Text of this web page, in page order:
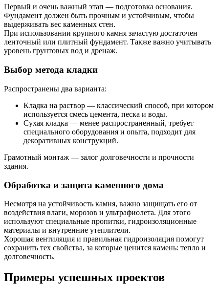
Первый и очень важный этап — подготовка основания.
Фундамент должен быть прочным и устойчивым, чтобы
выдерживать вес каменных стен.
При использовании крупного камня зачастую достаточен
ленточный или плитный фундамент. Также важно учитывать
уровень грунтовых вод и дренаж.
Выбор метода кладки
Распространены два варианта:
Кладка на раствор — классический способ, при котором
используется смесь цемента, песка и воды.
Сухая кладка — менее распространенный, требует
специального оборудования и опыта, подходит для
декоративных конструкций.
Грамотный монтаж — залог долговечности и прочности
здания.
Обработка и защита каменного дома
Несмотря на устойчивость камня, важно защищать его от
воздействия влаги, морозов и ультрафиолета. Для этого
используют специальные пропитки, гидроизоляционные
материалы и внутренние утеплители.
Хорошая вентиляция и правильная гидроизоляция помогут
сохранить тех свойства, за которые ценится камень: тепло и
долговечность.
Примеры успешных проектов